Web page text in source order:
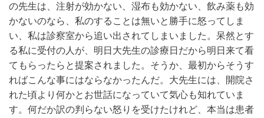
の先生は、注射が効かない、湿布も効かない、飲み薬も効
かないのなら、私のすることは無いと勝手に怒ってしま
い、私は診察室から追い出されてしまいました。呆然とす
る私に受付の人が、明日大先生の診療日だから明日来て看
てもらったらと提案されました。そうか、最初からそうす
ればこんな事にはならなかったんだ。大先生には、開院さ
れた頃より何かとお世話になっていて気心も知れていま
す。何だか訳の判らない怒りを受けたけれど、本当は患者